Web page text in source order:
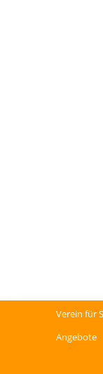
Verein für
Angebote